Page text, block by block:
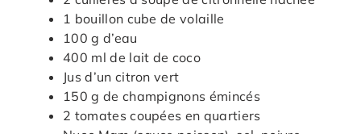
1 bouillon cube de volaille
100 g d’eau
400 ml de lait de coco
Jus d’un citron vert
150 g de champignons émincés
2 tomates coupées en quartiers